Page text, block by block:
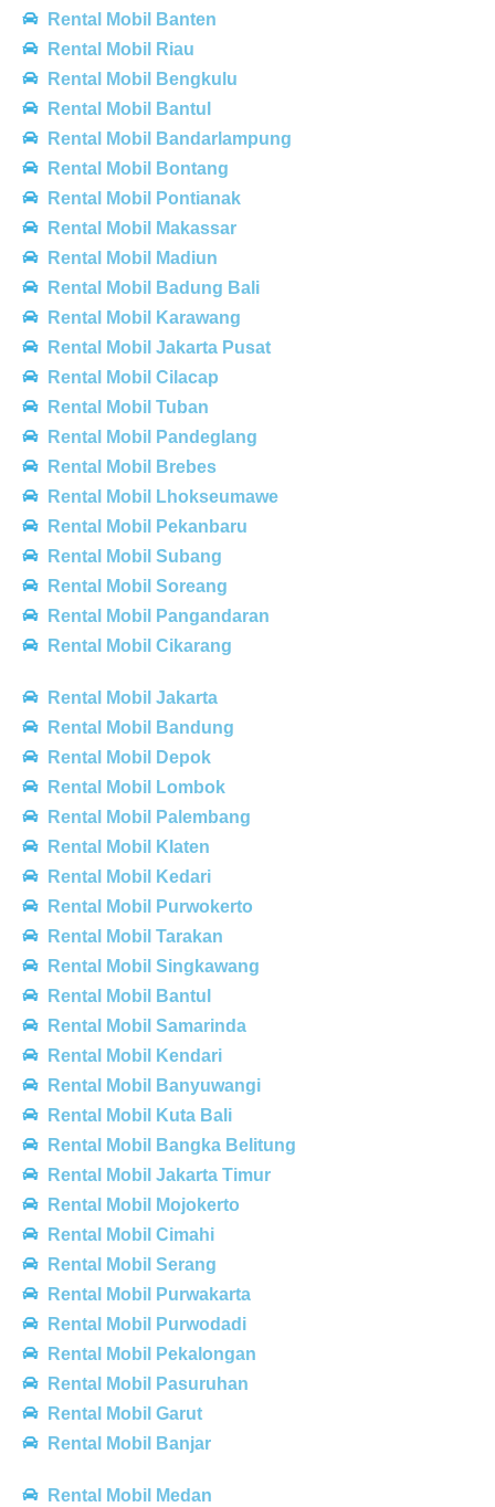
Rental Mobil Banten
Rental Mobil Riau
Rental Mobil Bengkulu
Rental Mobil Bantul
Rental Mobil Bandarlampung
Rental Mobil Bontang
Rental Mobil Pontianak
Rental Mobil Makassar
Rental Mobil Madiun
Rental Mobil Badung Bali
Rental Mobil Karawang
Rental Mobil Jakarta Pusat
Rental Mobil Cilacap
Rental Mobil Tuban
Rental Mobil Pandeglang
Rental Mobil Brebes
Rental Mobil Lhokseumawe
Rental Mobil Pekanbaru
Rental Mobil Subang
Rental Mobil Soreang
Rental Mobil Pangandaran
Rental Mobil Cikarang
Rental Mobil Jakarta
Rental Mobil Bandung
Rental Mobil Depok
Rental Mobil Lombok
Rental Mobil Palembang
Rental Mobil Klaten
Rental Mobil Kedari
Rental Mobil Purwokerto
Rental Mobil Tarakan
Rental Mobil Singkawang
Rental Mobil Bantul
Rental Mobil Samarinda
Rental Mobil Kendari
Rental Mobil Banyuwangi
Rental Mobil Kuta Bali
Rental Mobil Bangka Belitung
Rental Mobil Jakarta Timur
Rental Mobil Mojokerto
Rental Mobil Cimahi
Rental Mobil Serang
Rental Mobil Purwakarta
Rental Mobil Purwodadi
Rental Mobil Pekalongan
Rental Mobil Pasuruhan
Rental Mobil Garut
Rental Mobil Banjar
Rental Mobil Medan